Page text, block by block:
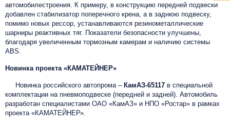
автомобилестроения. К примеру, в конструкцию передней подвески
добавлен стабилизатор поперечного крена, а в заднюю подвеску,
помимо новых рессор, устанавливаются резинометаллические
шарниры реактивных тяг. Показатели безопасности улучшены,
благодаря увеличенным тормозным камерам и наличию системы
ABS.
Новинка проекта «КАМАТЕЙНЕР»
Новинка российского автопрома – КамАЗ-65117 в специальной
комплектации на пневмоподвеске (передней и задней). Автомобиль
разработан специалистами ОАО «КамАЗ» и НПО «Ростар» в рамках
проекта «КАМАТЕЙНЕР».